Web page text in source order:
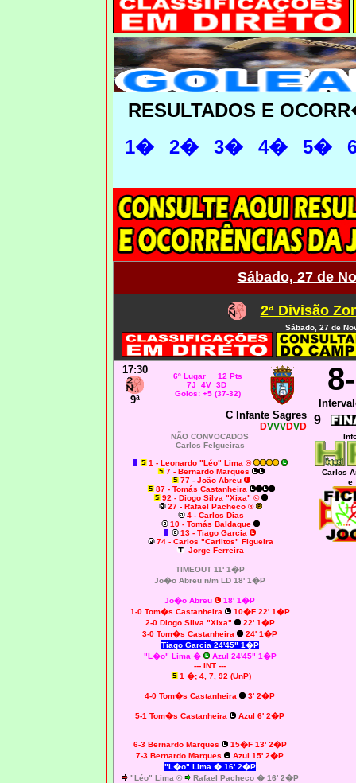
RESULTADOS E
1�
2� 3� 4� 5�
Sábado, 27 de
2ª Divisão
Sábado, 27 de
17:30
9ª
6º Lugar 12 Pts
7J 4V 3D
Golos: +5 (37-32)
C Infante Sagres
DVVVDVD 9
NÃO CONVOCADOS
Carlos Felgueiras
1 - Leonardo "Léo" Lima ®
7 - Bernardo Marques
77 - João Abreu
87 - Tomás Castanheira
92 - Diogo Silva "Xixa" ©
27 - Rafael Pacheco ®
4 - Carlos Dias
10 - Tomás Baldaque
13 - Tiago Garcia
74 - Carlos "Carlitos" Figueira
Jorge Ferreira
TIMEOUT 11' 1�P
Jo�o Abreu n/m LD 18' 1�P
Jo�o Abreu
18' 1�P
1-0 Tom�s Castanheira
10�F 22' 1�P
2-0 Diogo Silva "Xixa"
22' 1�P
3-0 Tom�s Castanheira
24' 1�P
Tiago Garcia 24'45" 1�P
"L�o" Lima �
Azul 24'45" 1�P
--- INT ---
1 �; 4, 7, 92 (UnP)
4-0 Tom�s Castanheira 3' 2�P
5-1 Tom�s Castanheira Azul 6' 2�P
6-3 Bernardo Marques
15�F 13' 2�P
7-3 Bernardo Marques
Azul 15' 2�P
"L�o" Lima � 16' 2�P
"Léo" Lima ®
Rafael Pacheco � 16' 2�P
Carlos
e